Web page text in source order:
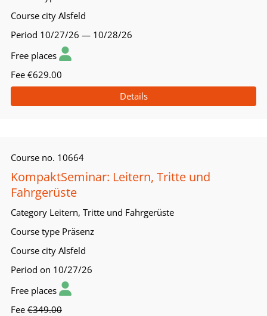
Course city Alsfeld
Period 10/27/26 — 10/28/26
Free places
Fee €629.00
Details
Course no. 10664
KompaktSeminar: Leitern, Tritte und
Fahrgerüste
Category Leitern, Tritte und Fahrgerüste
Course type Präsenz
Course city Alsfeld
Period on 10/27/26
Free places
Fee €349.00